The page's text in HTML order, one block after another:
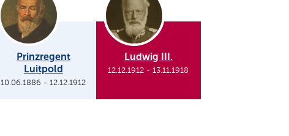
Prinzregent
Luitpold
10.06.1886 -12.12.1912
Ludwig III.
12.12.1912 -13.11.1918